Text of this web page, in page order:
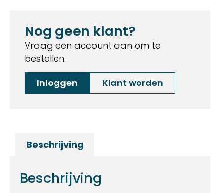
Nog geen klant?
Vraag een account aan om te
bestellen.
Inloggen
Klant worden
Beschrijving
Beschrijving